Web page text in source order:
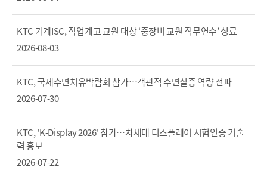
KTC 기계ISC, 직업계고 교원 대상 ‘중장비 교원 직무연수’ 성료
2026-08-03
KTC, 국제수면치유박람회 참가…객관적 수면실증 역량 전파
2026-07-30
KTC, 'K-Display 2026' 참가…차세대 디스플레이 시험인증 기술
력 홍보
2026-07-22